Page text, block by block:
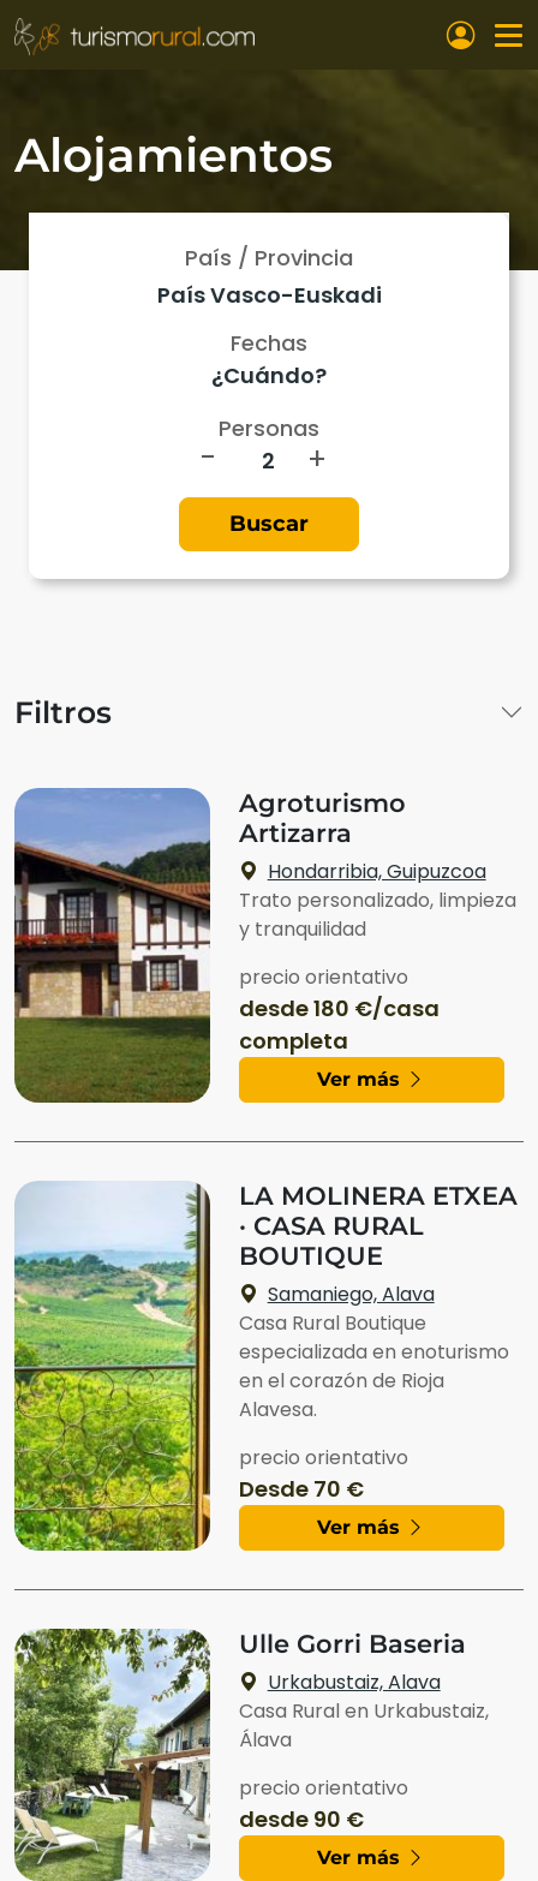
Pasar al contenido principal
Alojamientos
País / Provincia
Fechas
Personas
- +
Filtros
Agroturismo
Artizarra
Hondarribia, Guipuzcoa
Trato personalizado, limpieza
y tranquilidad
precio orientativo
desde 180 €/casa
completa
Ver más
LA MOLINERA ETXEA
· CASA RURAL
BOUTIQUE
Samaniego, Alava
Casa Rural Boutique
especializada en enoturismo
en el corazón de Rioja
Alavesa.
precio orientativo
Desde 70 €
Ver más
Ulle Gorri Baseria
Urkabustaiz, Alava
Casa Rural en Urkabustaiz,
Álava
precio orientativo
desde 90 €
Ver más